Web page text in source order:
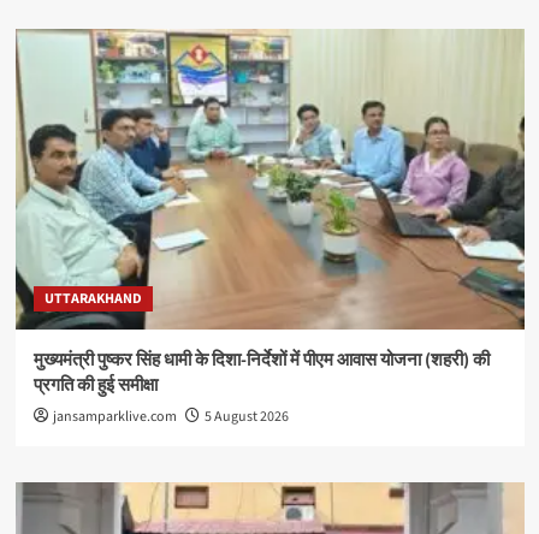
UTTARAKHAND
मुख्यमंत्री पुष्कर सिंह धामी के दिशा-निर्देशों में पीएम आवास योजना (शहरी) की
प्रगति की हुई समीक्षा
jansamparklive.com 5 August 2026